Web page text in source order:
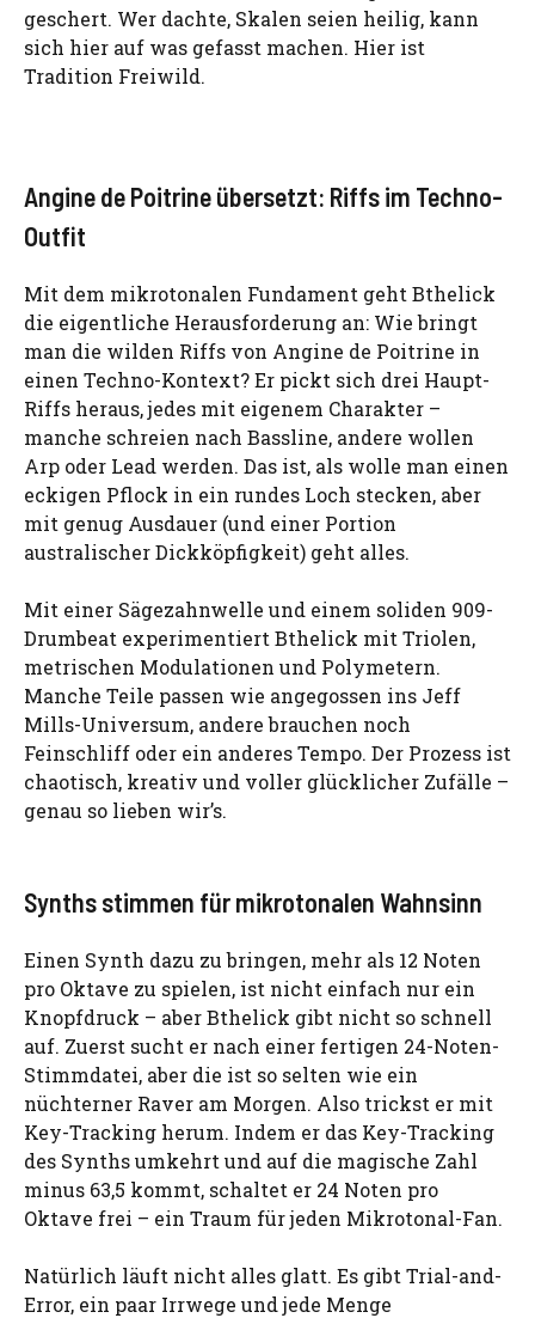
geschert. Wer dachte, Skalen seien heilig, kann
sich hier auf was gefasst machen. Hier ist
Tradition Freiwild.
Angine de Poitrine übersetzt: Riffs im Techno-
Outfit
Mit dem mikrotonalen Fundament geht Bthelick
die eigentliche Herausforderung an: Wie bringt
man die wilden Riffs von Angine de Poitrine in
einen Techno-Kontext? Er pickt sich drei Haupt-
Riffs heraus, jedes mit eigenem Charakter –
manche schreien nach Bassline, andere wollen
Arp oder Lead werden. Das ist, als wolle man einen
eckigen Pflock in ein rundes Loch stecken, aber
mit genug Ausdauer (und einer Portion
australischer Dickköpfigkeit) geht alles.
Mit einer Sägezahnwelle und einem soliden 909-
Drumbeat experimentiert Bthelick mit Triolen,
metrischen Modulationen und Polymetern.
Manche Teile passen wie angegossen ins Jeff
Mills-Universum, andere brauchen noch
Feinschliff oder ein anderes Tempo. Der Prozess ist
chaotisch, kreativ und voller glücklicher Zufälle –
genau so lieben wir’s.
Synths stimmen für mikrotonalen Wahnsinn
Einen Synth dazu zu bringen, mehr als 12 Noten
pro Oktave zu spielen, ist nicht einfach nur ein
Knopfdruck – aber Bthelick gibt nicht so schnell
auf. Zuerst sucht er nach einer fertigen 24-Noten-
Stimmdatei, aber die ist so selten wie ein
nüchterner Raver am Morgen. Also trickst er mit
Key-Tracking herum. Indem er das Key-Tracking
des Synths umkehrt und auf die magische Zahl
minus 63,5 kommt, schaltet er 24 Noten pro
Oktave frei – ein Traum für jeden Mikrotonal-Fan.
Natürlich läuft nicht alles glatt. Es gibt Trial-and-
Error, ein paar Irrwege und jede Menge